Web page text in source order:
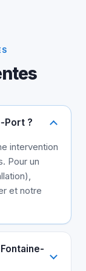
Port ?
intervention
Pour un
et notre